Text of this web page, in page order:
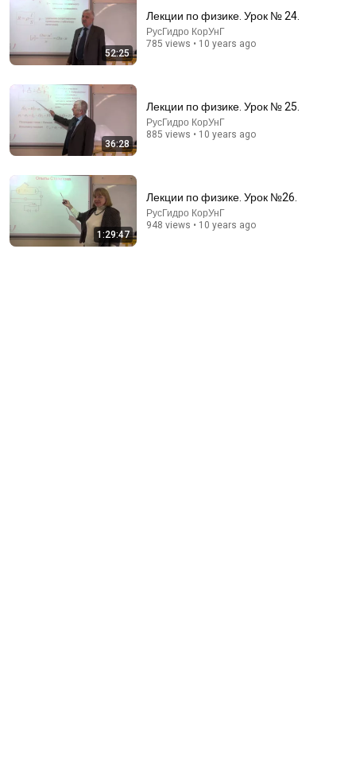
Хирурги мне этого не простят. 10 операций,
которые калечат после 55
Доктор Мурад Алиев • 1.2M views
52:25
Лекции по физике. Урок № 24.
РусГидро КорУнГ
785 views • 10 years ago
36:28
Лекции по физике. Урок № 25.
РусГидро КорУнГ
885 views • 10 years ago
1:29:47
Лекции по физике. Урок №26.
РусГидро КорУнГ
948 views • 10 years ago